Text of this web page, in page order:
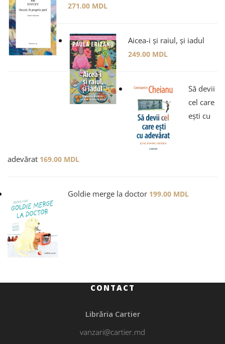
271.00 MDL
Aicea-i și raiul, și iadul
249.00 MDL
Să devii
cel care
ești cu
adevărat 169.00 MDL
Goldie merge la doctor 199.00 MDL
CONTACT
Librăria Cartier
vanzari@cartier.md